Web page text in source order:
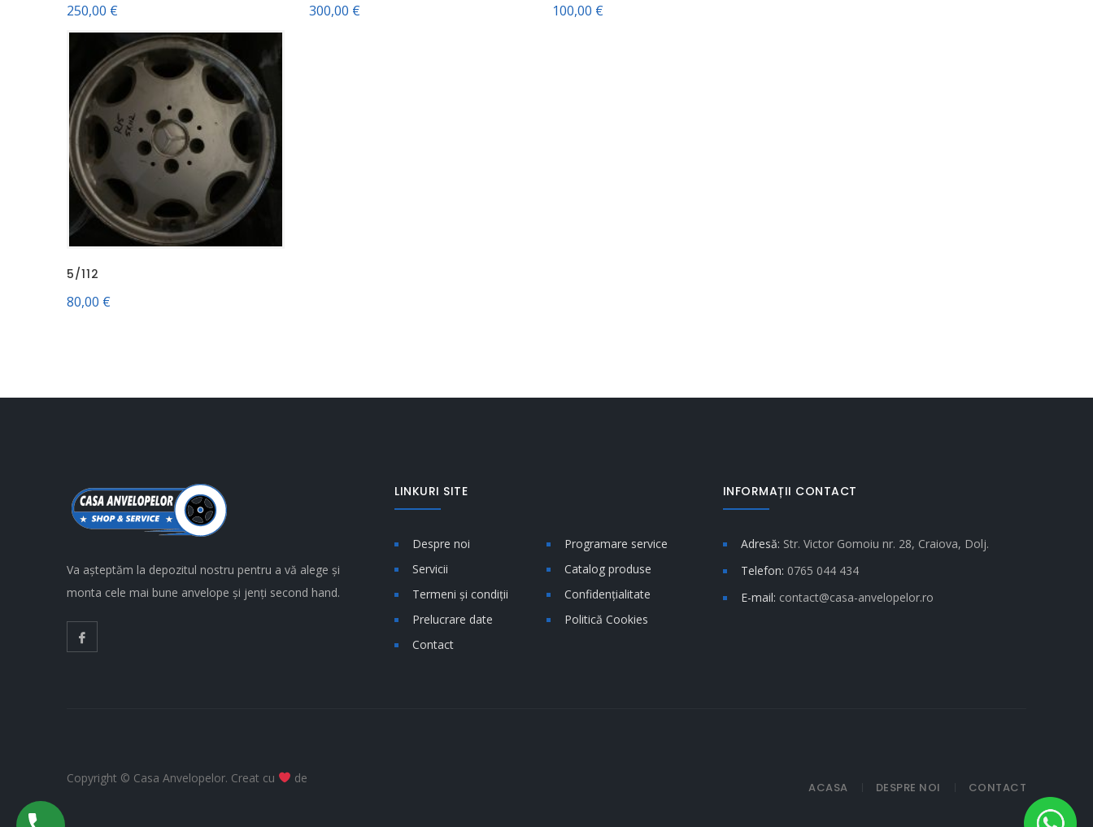
250,00 € 300,00 € 100,00 €
5/112
80,00 €
Va așteptăm la depozitul nostru pentru a vă alege și
monta cele mai bune anvelope și jenți second hand.
LINKURI SITE
Despre noi
Programare service
Servicii
Catalog produse
Termeni și condiții
Confidențialitate
Prelucrare date
Politică Cookies
Contact
INFORMAȚII CONTACT
Adresă: Str. Victor Gomoiu nr. 28, Craiova, Dolj.
Telefon: 0765 044 434
E-mail: contact@casa-anvelopelor.ro
Copyright © Casa Anvelopelor. Creat cu de
ACASA DESPRE NOI CONTACT